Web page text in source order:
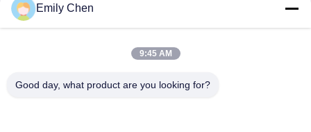
Snel contact
Telefoon
Emily Chen
9:45 AM
Good day, what product are you looking for?